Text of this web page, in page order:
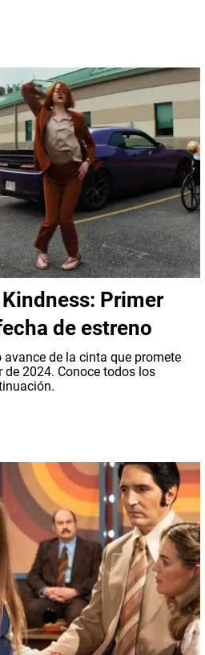
Primer
de estreno
avance de la cinta que promete
de 2024. Conoce todos los